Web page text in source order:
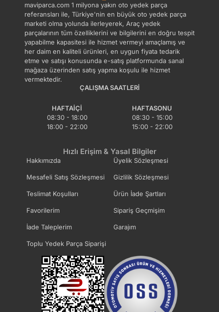
maviparca.com 1 milyona yakın oto yedek parça
referansları ile, Türkiye'nin en büyük oto yedek parça
marketi olma yolunda ilerleyerek, Araç yedek
parçalarının tüm özelliklerini ve bilgilerini en doğru tespit
yapabilme kapasitesi ile hizmet vermeyi amaçlamış ve
her daim en kaliteli ürünleri, en uygun fiyata tedarik
etme ve satışı konusunda e-satış platformunda sanal
mağaza üzerinden satış yapma koşulu ile hizmet
vermektedir.
ÇALIŞMA SAATLERI
HAFTAIÇI
08:30 - 18:00
18:00 - 22:00
HAFTASONU
08:30 - 15:00
15:00 - 22:00
Hızlı Erişim & Yasal Bilgiler
Hakkımızda Üyelik Sözleşmesi
Mesafeli Satış Sözleşmesi Gizlilik Sözleşmesi
Teslimat Koşulları Ürün İade Şartları
Favorilerim Sipariş Geçmişim
İade Taleplerim Garajım
Toplu Yedek Parça Siparişi